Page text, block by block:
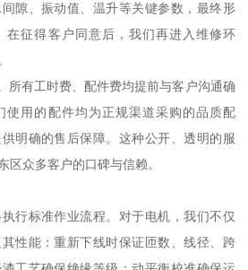
隙、振动值、温升等关键参数，最终形
在征得客户同意后，我们再进入维修环
所有工时费、配件费均提前与客户沟通确
使用的配件均为正规渠道采购的品质配
明确的售后保障。这种公开、透明的服
区众多客户的口碑与信赖。
行标准作业流程。对于电机，我们不仅
性能：重新下线时保证匝数、线径、跨